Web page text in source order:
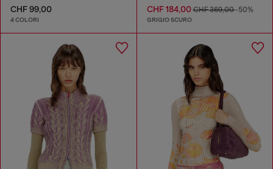
CHF 99,00
4 COLORI
CHF 184,00CHF 369,00-50%
GRIGIO SCURO